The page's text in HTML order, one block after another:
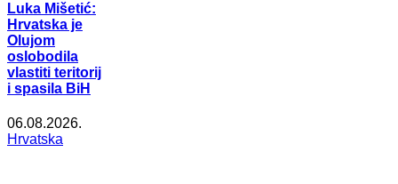
Luka Mišetić:
Hrvatska je
Olujom
oslobodila
vlastiti teritorij
i spasila BiH
06.08.2026.
Hrvatska